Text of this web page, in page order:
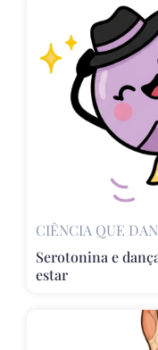
CIÊNCIA QUE
Serotonina e
estar